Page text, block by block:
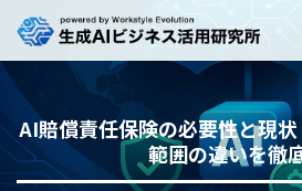
AI賠償責任保険の必要性と現
範囲の違いを徹